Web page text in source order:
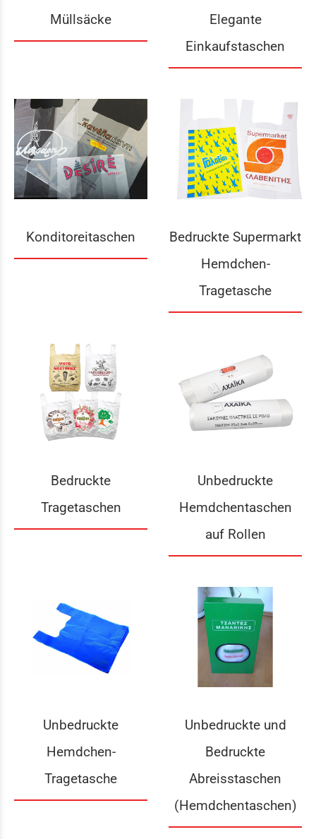
Müllsäcke
Elegante
Einkaufstaschen
Konditoreitaschen
Bedruckte Supermarkt
Hemdchen-
Tragetasche
Bedruckte
Tragetaschen
Unbedruckte
Hemdchentaschen
auf Rollen
Unbedruckte
Hemdchen-
Tragetasche
Unbedruckte und
Bedruckte
Abreisstaschen
(Hemdchentaschen)